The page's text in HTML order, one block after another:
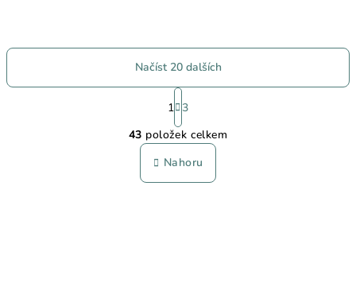
O
v
l
á
Načíst 20 dalších
S
t
r
á
n
k
o
1 3
43 položek celkem
Nahoru